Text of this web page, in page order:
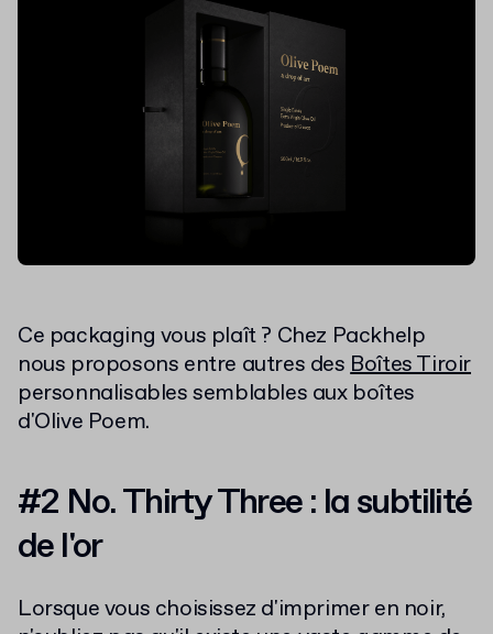
Ce packaging vous plaît ? Chez Packhelp
nous proposons entre autres desBoîtes Tiroir
personnalisables semblables aux boîtes
d'Olive Poem.
#2 No. Thirty Three : la subtilité
de l'or
Lorsque vous choisissez d'imprimer en noir,